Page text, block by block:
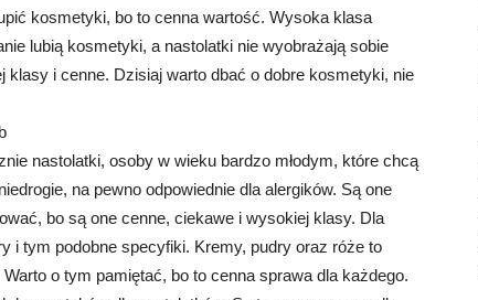
kosmetyki, bo to cenna wartość. Wysoka klasa
lubią kosmetyki, a nastolatki nie wyobrażają sobie
i cenne. Dzisiaj warto dbać o dobre kosmetyki, nie
nastolatki, osoby w wieku bardzo młodym, które chcą
na pewno odpowiednie dla alergików. Są one
bo są one cenne, ciekawe i wysokiej klasy. Dla
i tym podobne specyfiki. Kremy, pudry oraz róże to
o tym pamiętać, bo to cenna sprawa dla każdego.